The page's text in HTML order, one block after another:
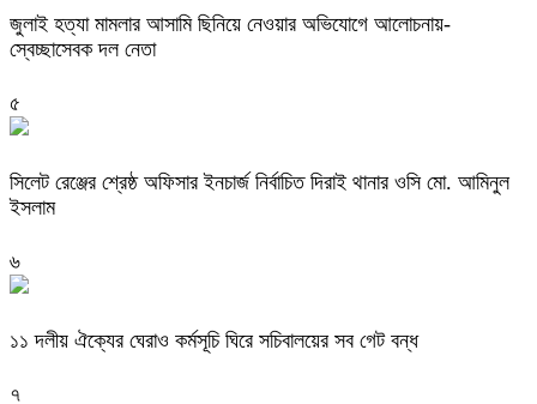
জুলাই হত্যা মামলার আসামি ছিনিয়ে নেওয়ার অভিযোগে আলোচনায়-
স্বেচ্ছাসেবক দল নেতা
৫
‎সিলেট রেঞ্জের শ্রেষ্ঠ অফিসার ইনচার্জ নির্বাচিত দিরাই থানার ওসি মো. আমিনুল
ইসলাম
৬
‎১১ দলীয় ঐক্যের ঘেরাও কর্মসূচি ঘিরে সচিবালয়ের সব গেট বন্ধ
৭